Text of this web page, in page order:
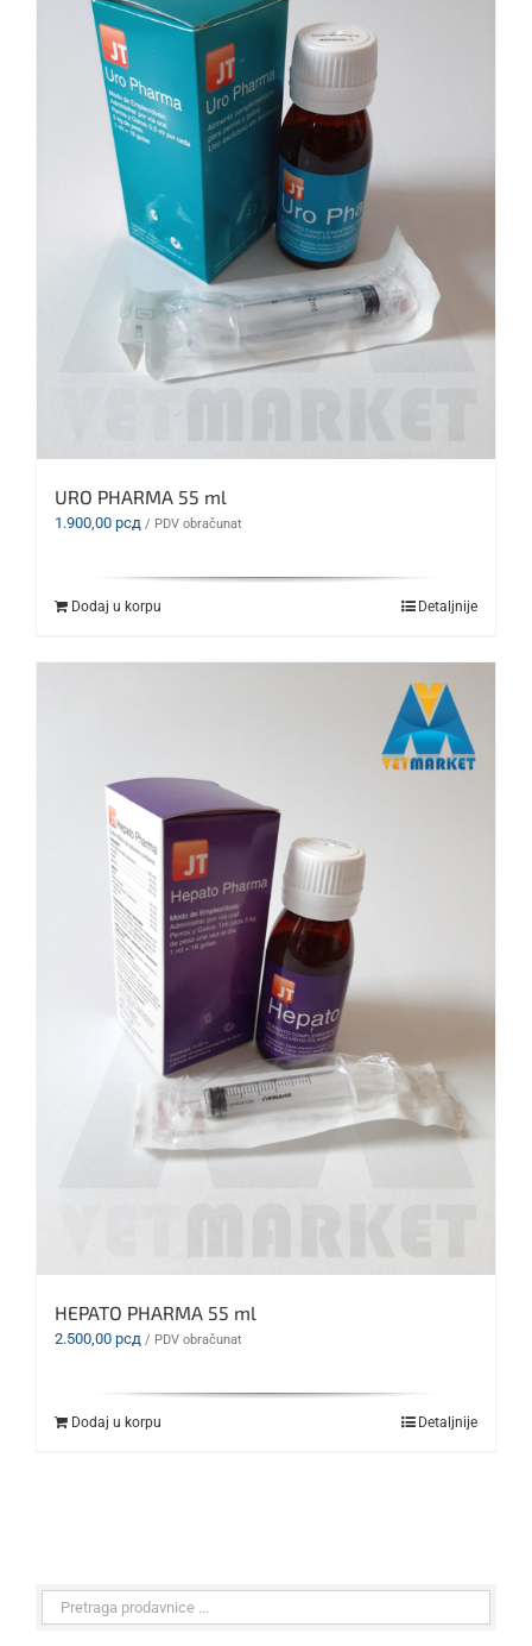
URO PHARMA 55 ml
1.900,00 рсд / PDV obračunat
Dodaj u korpu Detaljnije
HEPATO PHARMA 55 ml
2.500,00 рсд / PDV obračunat
Dodaj u korpu Detaljnije